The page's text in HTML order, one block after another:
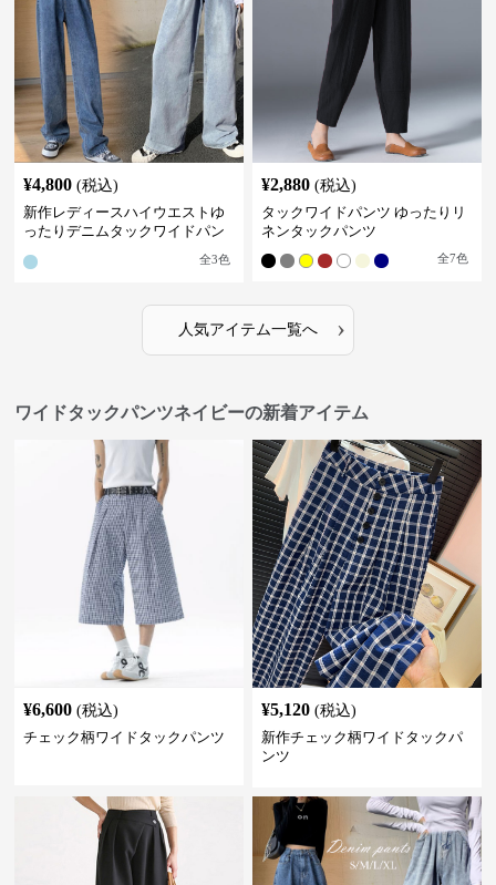
¥4,800 (税込)
新作レディースハイウエストゆ
ったりデニムタックワイドパン
全3色
¥2,880 (税込)
タックワイドパンツ ゆったりリ
ネンタックパンツ
全7色
人気アイテム一覧へ ›
ワイドタックパンツネイビーの新着アイテム
¥6,600 (税込)
チェック柄ワイドタックパンツ
¥5,120 (税込)
新作チェック柄ワイドタックパ
ンツ